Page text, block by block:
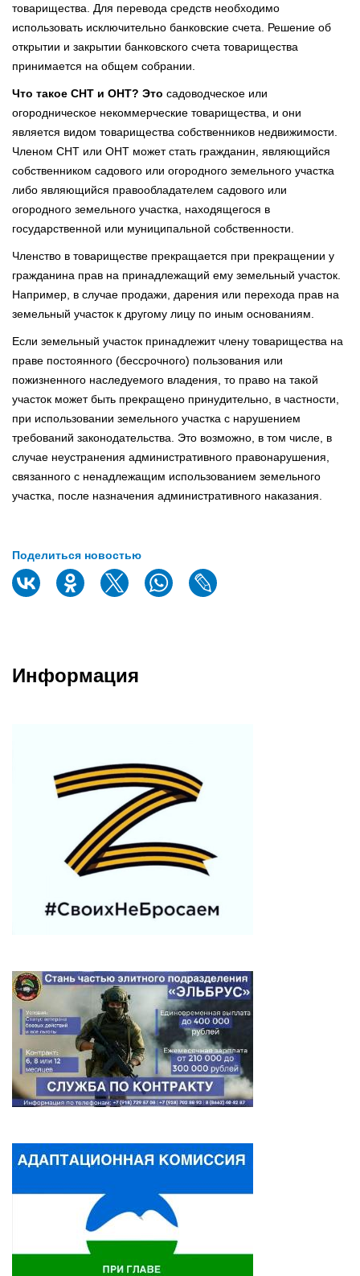
товарищества. Для перевода средств необходимо
использовать исключительно банковские счета. Решение об
открытии и закрытии банковского счета товарищества
принимается на общем собрании.
Что такое СНТ и ОНТ? Это садоводческое или
огородническое некоммерческие товарищества, и они
является видом товарищества собственников недвижимости.
Членом СНТ или ОНТ может стать гражданин, являющийся
собственником садового или огородного земельного участка
либо являющийся правообладателем садового или
огородного земельного участка, находящегося в
государственной или муниципальной собственности.
Членство в товариществе прекращается при прекращении у
гражданина прав на принадлежащий ему земельный участок.
Например, в случае продажи, дарения или перехода прав на
земельный участок к другому лицу по иным основаниям.
Если земельный участок принадлежит члену товарищества на
праве постоянного (бессрочного) пользования или
пожизненного наследуемого владения, то право на такой
участок может быть прекращено принудительно, в частности,
при использовании земельного участка с нарушением
требований законодательства. Это возможно, в том числе, в
случае неустранения административного правонарушения,
связанного с ненадлежащим использованием земельного
участка, после назначения административного наказания.
Поделиться новостью
Информация